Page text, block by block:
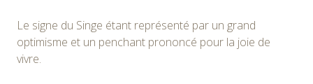
Le signe du Singe étant représenté par un grand
optimisme et un penchant prononcé pour la joie de
vivre.